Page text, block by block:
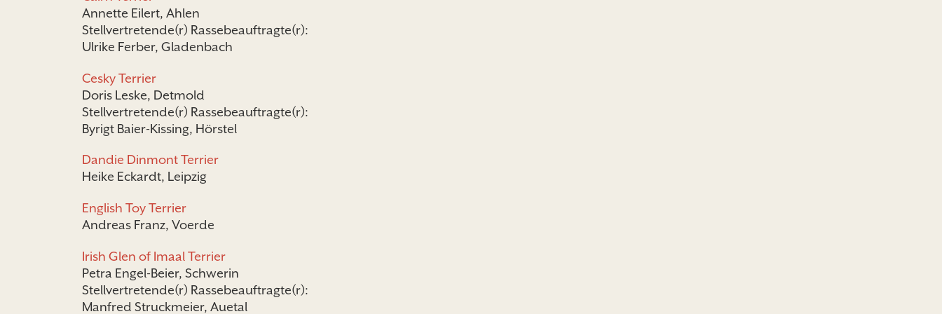
Annette Eilert, Ahlen
Stellvertretende(r) Rassebeauftragte(r):
Ulrike Ferber, Gladenbach
Cesky Terrier
Doris Leske, Detmold
Stellvertretende(r) Rassebeauftragte(r):
Byrigt Baier-Kissing, Hörstel
Dandie Dinmont Terrier
Heike Eckardt, Leipzig
English Toy Terrier
Andreas Franz, Voerde
Irish Glen of Imaal Terrier
Petra Engel-Beier, Schwerin
Stellvertretende(r) Rassebeauftragte(r):
Manfred Struckmeier, Auetal